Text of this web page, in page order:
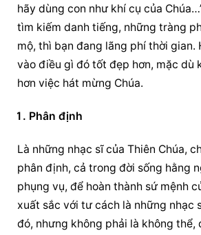
hãy dùng con như khí cụ của
tìm kiếm danh tiếng, những tràng
mộ, thì bạn đang lãng phí thời gian.
vào điều gì đó tốt đẹp hơn, mặc dù
hơn việc hát mừng Chúa.
Phân định
Là những nhạc sĩ của Thiên Chúa,
phân định, cả trong đời sống hằng
phụng vụ, để hoàn thành sứ mệnh
xuất sắc với tư cách là những nhạc
đó, nhưng không phải là không thể,